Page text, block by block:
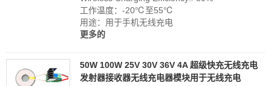
工作温度：-20℃至55℃
用途：用于手机无线充电
更多的
50W 100W 25V 30V 36V 4A 超级快充无线充电
发射器接收器无线充电器模块用于无线充电